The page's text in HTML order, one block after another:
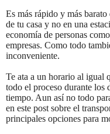
Es más rápido y más
de tu casa y no en una
economía de personas
empresas. Como todo
inconveniente.
Te ata a un horario al igual
todo el proceso durante los
tiempo. Aun así no todo
en este post sobre el
principales opciones para